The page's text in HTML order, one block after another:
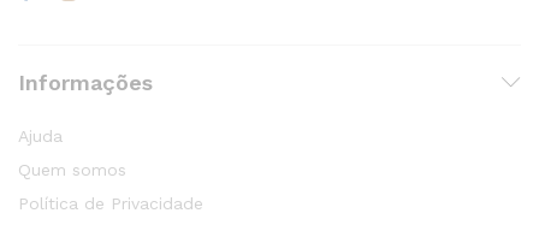
Informações
Ajuda
Quem somos
Política de Privacidade